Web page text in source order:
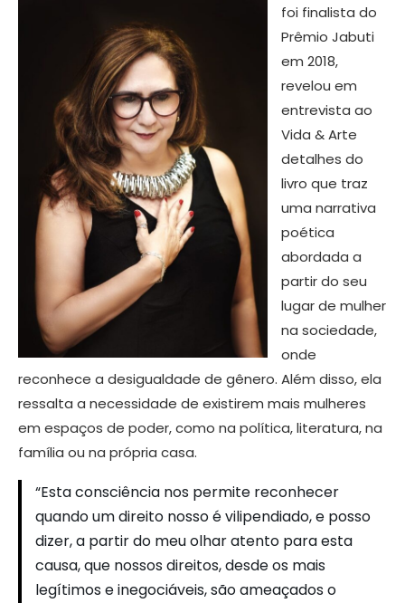
foi finalista do
Prêmio Jabuti
em 2018,
revelou em
entrevista ao
Vida & Arte
detalhes do
livro que traz
uma narrativa
poética
abordada a
partir do seu
lugar de mulher
na sociedade,
onde
reconhece a desigualdade de gênero. Além disso, ela
ressalta a necessidade de existirem mais mulheres
em espaços de poder, como na política, literatura, na
família ou na própria casa.
“Esta consciência nos permite reconhecer
quando um direito nosso é vilipendiado, e posso
dizer, a partir do meu olhar atento para esta
causa, que nossos direitos, desde os mais
legítimos e inegociáveis, são ameaçados o